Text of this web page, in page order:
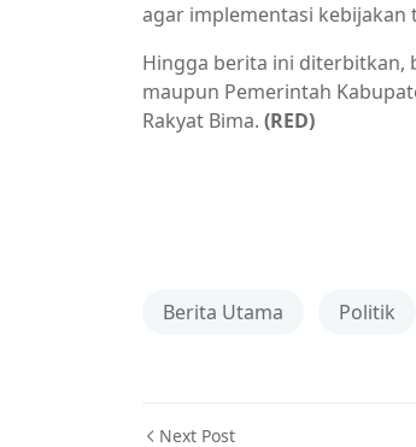
agar implementasi
Hingga berita ini diterbitkan,
maupun Pemerintah
Rakyat Bima. (RED)
Berita Utama Politik
Next Post